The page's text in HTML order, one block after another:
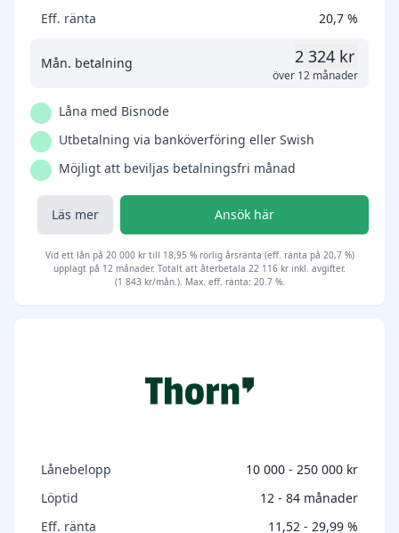
Eff. ränta
20,7 %
Mån. betalning 2 324 kr
över 12 månader
Låna med Bisnode
Utbetalning via banköverföring eller Swish
Möjligt att beviljas betalningsfri månad
Läs mer Ansök här
Vid ett lån på 20 000 kr till 18,95 % rörlig årsränta (eff. ränta på 20,7 %)
upplagt på 12 månader. Totalt att återbetala 22 116 kr inkl. avgifter.
(1 843 kr/mån.). Max. eff. ränta: 20.7 %.
Lånebelopp
10 000 - 250 000 kr
Löptid
12 - 84 månader
Eff. ränta
11,52 - 29,99 %